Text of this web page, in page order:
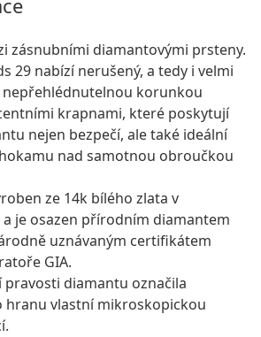
zásnubními diamantovými prsteny.
29 nabízí nerušený, a tedy i velmi
nepřehlédnutelnou korunkou
krapnami, které poskytují
nejen bezpečí, ale také ideální
nad samotnou obroučkou
ze 14k bílého zlata v
je osazen přírodním diamantem
uznávaným certifikátem
GIA.
pravosti diamantu označila
hranu vlastní mikroskopickou